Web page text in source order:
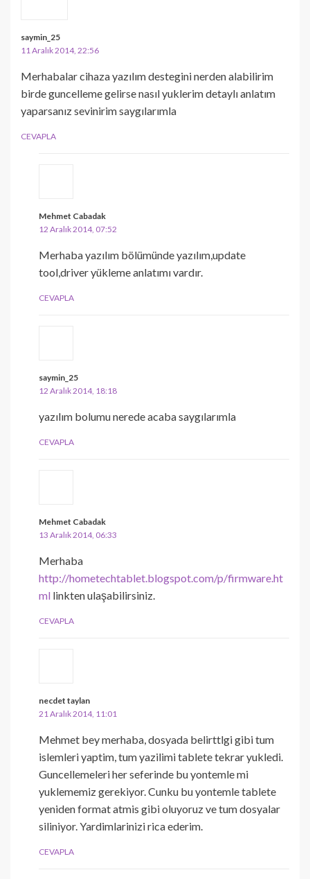
saymin_25
11 Aralık 2014, 22:56
Merhabalar cihaza yazılım destegini nerden alabilirim
birde guncelleme gelirse nasıl yuklerim detaylı anlatım
yaparsanız sevinirim saygılarımla
CEVAPLA
Mehmet Cabadak
12 Aralık 2014, 07:52
Merhaba yazılım bölümünde yazılım,update
tool,driver yükleme anlatımı vardır.
CEVAPLA
saymin_25
12 Aralık 2014, 18:18
yazılım bolumu nerede acaba saygılarımla
CEVAPLA
Mehmet Cabadak
13 Aralık 2014, 06:33
Merhaba
http://hometechtablet.blogspot.com/p/firmware.ht
ml linkten ulaşabilirsiniz.
CEVAPLA
necdet taylan
21 Aralık 2014, 11:01
Mehmet bey merhaba, dosyada belirttlgi gibi tum
islemleri yaptim, tum yazilimi tablete tekrar yukledi.
Guncellemeleri her seferinde bu yontemle mi
yuklememiz gerekiyor. Cunku bu yontemle tablete
yeniden format atmis gibi oluyoruz ve tum dosyalar
siliniyor. Yardimlarinizi rica ederim.
CEVAPLA